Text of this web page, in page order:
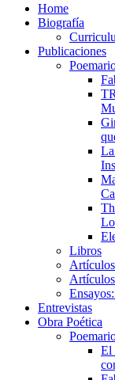
Home
Biografía
Publicaciones
Libros
Entrevistas
Obra Poética
El